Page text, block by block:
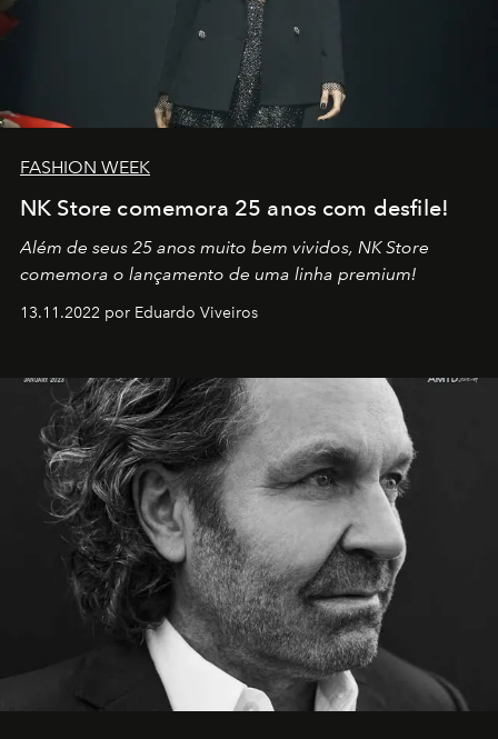
FASHION WEEK
NK Store comemora 25 anos com desfile!
Além de seus 25 anos muito bem vividos, NK Store
comemora o lançamento de uma linha premium!
13.11.2022 por Eduardo Viveiros